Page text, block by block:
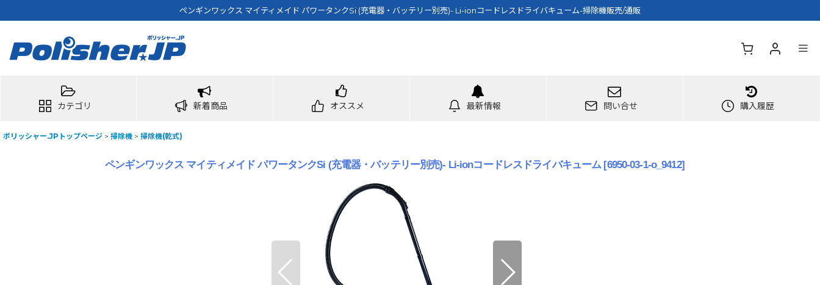
ペンギンワックス マイティメイド パワータンクSi (充電器・バッテリー別売)- Li-ionコードレスドライバキューム-掃除機販売/通販
カテゴリ 新着商品 オススメ 最新情報 問い合せ 購入履歴
ポリッシャー.JPトップページ > 掃除機 > 掃除機(乾式)
ペンギンワックス マイティメイド パワータンクSi (充電器・バッテリー別売)- Li-ionコードレスドライバキューム [6950-03-1-o_9412]